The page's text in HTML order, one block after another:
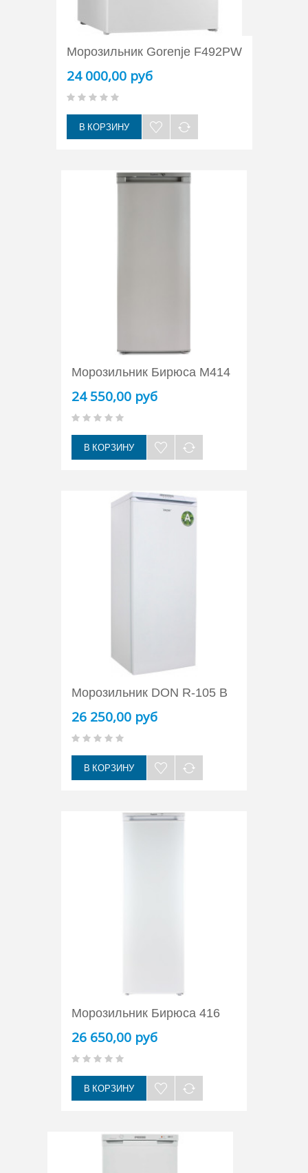
Морозильник Gorenje F492PW
24 000,00 руб
В КОРЗИНУ
Морозильник Бирюса M414
24 550,00 руб
В КОРЗИНУ
Морозильник DON R-105 B
26 250,00 руб
В КОРЗИНУ
Морозильник Бирюса 416
26 650,00 руб
В КОРЗИНУ